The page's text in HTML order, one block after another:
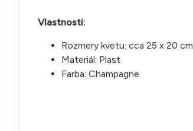
Vlastnosti:
Rozmery kvetu: cca 25 x 20 cm
Materiál: Plast
Farba: Champagne